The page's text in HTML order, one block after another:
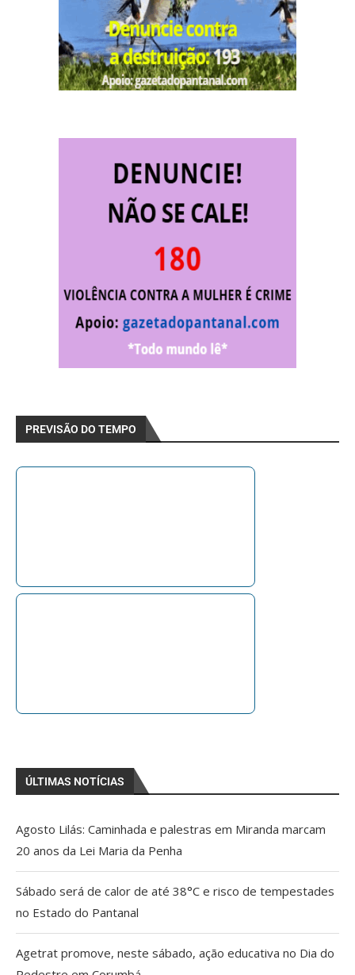
PREVISÃO DO TEMPO
ÚLTIMAS NOTÍCIAS
Agosto Lilás: Caminhada e palestras em Miranda marcam
20 anos da Lei Maria da Penha
Sábado será de calor de até 38°C e risco de tempestades
no Estado do Pantanal
Agetrat promove, neste sábado, ação educativa no Dia do